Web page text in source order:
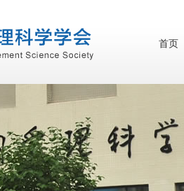
首页